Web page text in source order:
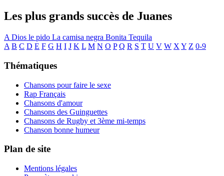
Les plus grands succès de Juanes
A Dios le pido La camisa negra Bonita Tequila
A B C D E F G H I J K L M N O P Q R S T U V W X Y Z 0-9
Thématiques
Chansons pour faire le sexe
Rap Français
Chansons d'amour
Chansons des Guinguettes
Chansons de Rugby et 3ème mi-temps
Chanson bonne humeur
Plan de site
Mentions légales